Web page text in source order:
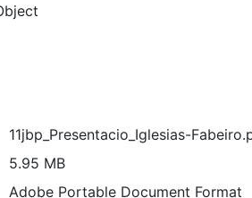
11jbp_Presentacio_Iglesias-
5.95 MB
Adobe Portable Document Format